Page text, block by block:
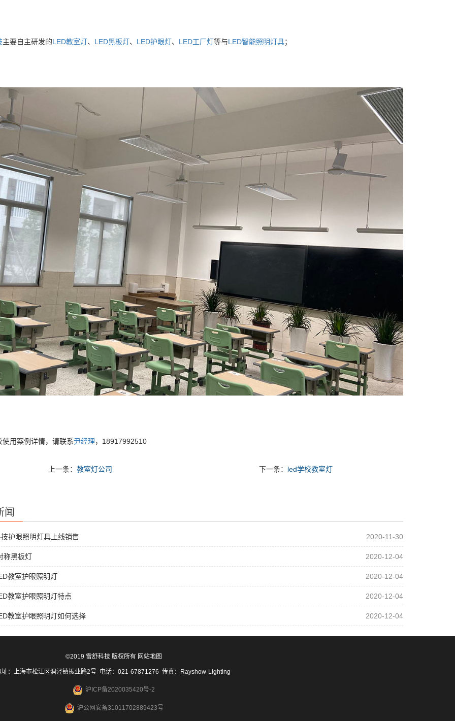
主要自主研发的LED教室灯、 LED黑板灯、 LED护眼灯、 LED工厂灯等与LED智能照明灯具；
使用案例详情，请联系尹经理，18917992510
上一条：教室灯公司 下一条： led学校教室灯
闻
护眼照明灯具上线销售 2020-11-30
称黑板灯 2020-12-04
教室护眼照明灯 2020-12-04
教室护眼照明灯特点 2020-12-04
教室护眼照明灯如何选择 2020-12-04
©2019 雷舒科技 版权所有 网站地图
址：上海市松江区洞泾镇振业路2号 电话：021-67871276 传真：Rayshow-Lighting
沪ICP备2020035420号-2
沪公网安备31011702889423号